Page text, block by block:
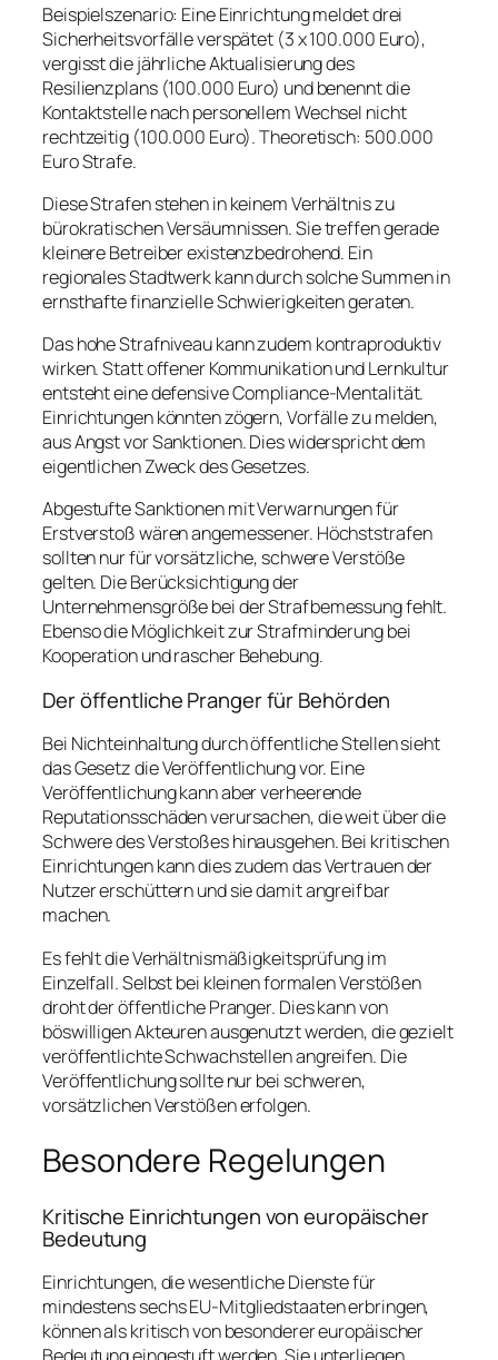
Beispielszenario: Eine Einrichtung meldet drei
Sicherheitsvorfälle verspätet (3 x 100.000 Euro),
vergisst die jährliche Aktualisierung des
Resilienzplans (100.000 Euro) und benennt die
Kontaktstelle nach personellem Wechsel nicht
rechtzeitig (100.000 Euro). Theoretisch: 500.000
Euro Strafe.
Diese Strafen stehen in keinem Verhältnis zu
bürokratischen Versäumnissen. Sie treffen gerade
kleinere Betreiber existenzbedrohend. Ein
regionales Stadtwerk kann durch solche Summen in
ernsthafte finanzielle Schwierigkeiten geraten.
Das hohe Strafniveau kann zudem kontraproduktiv
wirken. Statt offener Kommunikation und Lernkultur
entsteht eine defensive Compliance-Mentalität.
Einrichtungen könnten zögern, Vorfälle zu melden,
aus Angst vor Sanktionen. Dies widerspricht dem
eigentlichen Zweck des Gesetzes.
Abgestufte Sanktionen mit Verwarnungen für
Erstverstoß wären angemessener. Höchststrafen
sollten nur für vorsätzliche, schwere Verstöße
gelten. Die Berücksichtigung der
Unternehmensgröße bei der Strafbemessung fehlt.
Ebenso die Möglichkeit zur Strafminderung bei
Kooperation und rascher Behebung.
Der öffentliche Pranger für Behörden
Bei Nichteinhaltung durch öffentliche Stellen sieht
das Gesetz die Veröffentlichung vor. Eine
Veröffentlichung kann aber verheerende
Reputationsschäden verursachen, die weit über die
Schwere des Verstoßes hinausgehen. Bei kritischen
Einrichtungen kann dies zudem das Vertrauen der
Nutzer erschüttern und sie damit angreifbar
machen.
Es fehlt die Verhältnismäßigkeitsprüfung im
Einzelfall. Selbst bei kleinen formalen Verstößen
droht der öffentliche Pranger. Dies kann von
böswilligen Akteuren ausgenutzt werden, die gezielt
veröffentlichte Schwachstellen angreifen. Die
Veröffentlichung sollte nur bei schweren,
vorsätzlichen Verstößen erfolgen.
Besondere Regelungen
Kritische Einrichtungen von europäischer
Bedeutung
Einrichtungen, die wesentliche Dienste für
mindestens sechs EU-Mitgliedstaaten erbringen,
können als kritisch von besonderer europäischer